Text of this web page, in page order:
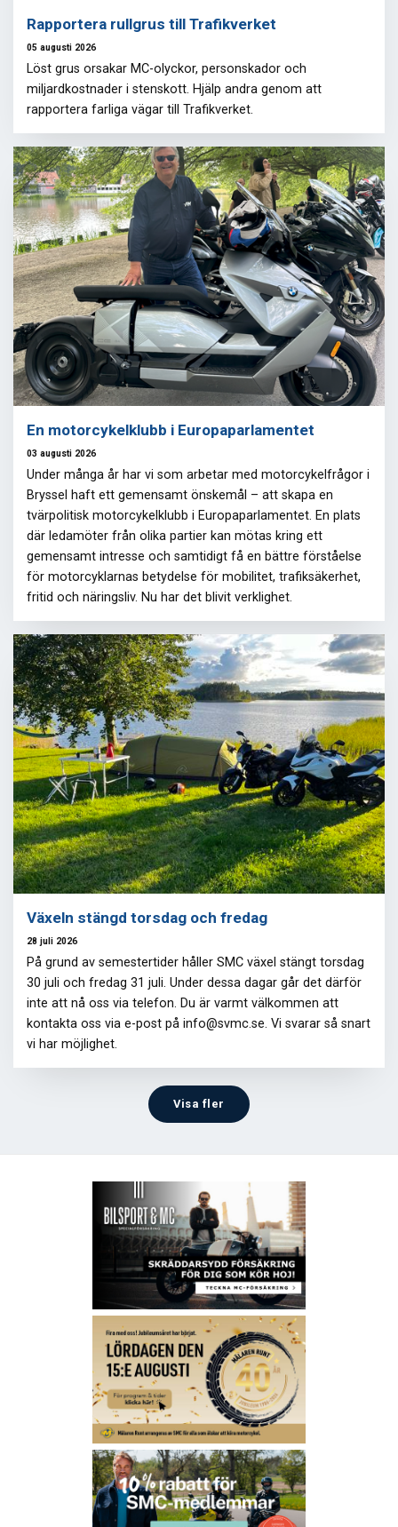
Rapportera rullgrus till Trafikverket
05 augusti 2026
Löst grus orsakar MC-olyckor, personskador och
miljardkostnader i stenskott. Hjälp andra genom att
rapportera farliga vägar till Trafikverket.
En motorcykelklubb i Europaparlamentet
03 augusti 2026
Under många år har vi som arbetar med motorcykelfrågor i
Bryssel haft ett gemensamt önskemål – att skapa en
tvärpolitisk motorcykelklubb i Europaparlamentet. En plats
där ledamöter från olika partier kan mötas kring ett
gemensamt intresse och samtidigt få en bättre förståelse
för motorcyklarnas betydelse för mobilitet, trafiksäkerhet,
fritid och näringsliv. Nu har det blivit verklighet.
Växeln stängd torsdag och fredag
28 juli 2026
På grund av semestertider håller SMC växel stängt torsdag
30 juli och fredag 31 juli. Under dessa dagar går det därför
inte att nå oss via telefon. Du är varmt välkommen att
kontakta oss via e-post på info@svmc.se. Vi svarar så snart
vi har möjlighet.
Visa fler